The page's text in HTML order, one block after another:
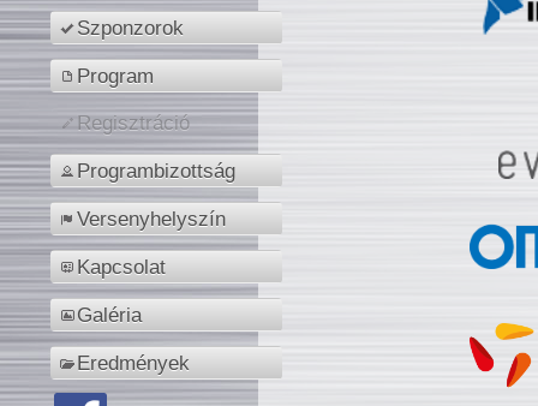
Szponzorok
Program
Regisztráció
Programbizottság
Versenyhelyszín
Kapcsolat
Galéria
Eredmények